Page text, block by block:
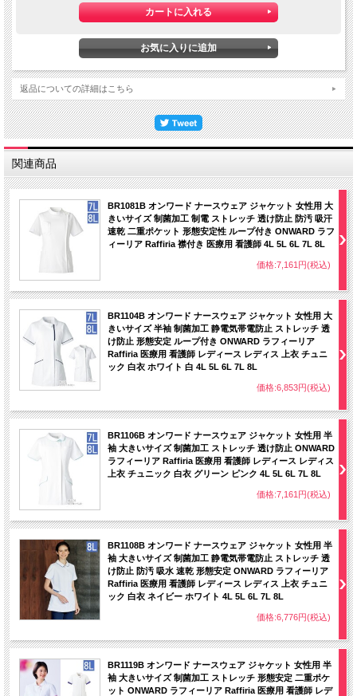
v=kBMSf4GDToE
212円(税込)
返品についての詳細はこちら
関連商品
BR1081B オンワード ナースウェア ジャケット 女性用 大
きいサイズ 制菌加工 制電 ストレッチ 透け防止 防汚 吸汗
速乾 二重ポケット 形態安定性 ループ付き ONWARD ラフ
ィーリア Raffiria 襟付き 医療用 看護師 4L 5L 6L 7L 8L
価格:7,161円(税込)
BR1104B オンワード ナースウェア ジャケット 女性用 大
きいサイズ 半袖 制菌加工 静電気帯電防止 ストレッチ 透
け防止 形態安定 ループ付き ONWARD ラフィーリア
Raffiria 医療用 看護師 レディース レディス 上衣 チュニ
ック 白衣 ホワイト 白 4L 5L 6L 7L 8L
価格:6,853円(税込)
BR1106B オンワード ナースウェア ジャケット 女性用 半
袖 大きいサイズ 制菌加工 ストレッチ 透け防止 ONWARD
ラフィーリア Raffiria 医療用 看護師 レディース レディス
上衣 チュニック 白衣 グリーン ピンク 4L 5L 6L 7L 8L
価格:7,161円(税込)
BR1108B オンワード ナースウェア ジャケット 女性用 半
袖 大きいサイズ 制菌加工 静電気帯電防止 ストレッチ 透
け防止 防汚 吸水 速乾 形態安定 ONWARD ラフィーリア
Raffiria 医療用 看護師 レディース レディス 上衣 チュニ
ック 白衣 ネイビー ホワイト 4L 5L 6L 7L 8L
価格:6,776円(税込)
BR1119B オンワード ナースウェア ジャケット 女性用 半
袖 大きいサイズ 制菌加工 ストレッチ 形態安定 二重ポケ
ット ONWARD ラフィーリア Raffiria 医療用 看護師 レデ